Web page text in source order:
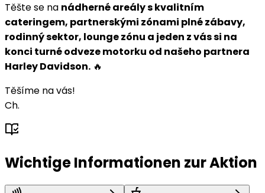
Těšte se na nádherné areály s kvalitním
cateringem, partnerskými zónami plné zábavy,
rodinný sektor, lounge zónu a jeden z vás si na
konci turné odveze motorku od našeho partnera
Harley Davidson. 🔥
Těšíme na vás!
Ch.
Wichtige Informationen zur Aktion